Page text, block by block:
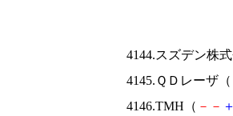
4144.スズデン株
4145.ＱＤレーザ（
4146.TMH（ － －